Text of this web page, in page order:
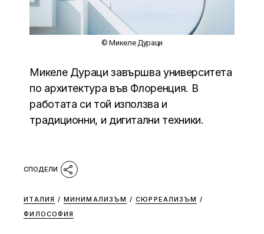
© Микеле Дураци
Микеле Дураци завършва университета
по архитектура във Флоренция. В
работата си той използва и
традиционни, и дигитални техники.
ИТАЛИЯ / МИНИМАЛИЗЪМ / СЮРРЕАЛИЗЪМ /
ФИЛОСОФИЯ